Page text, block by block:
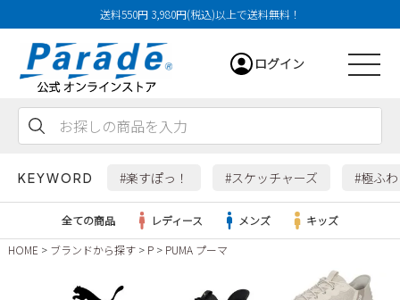
送料550円 3,980円(税込)以上で送料無料！
ログイン
KEYWORD #楽すぽっ！ #スケッチャーズ #極ふ
レディース
全ての商品 レディース メンズ
キッズ
HOME
ブランドから探す P PUMA プーマ